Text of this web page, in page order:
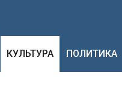
КУЛЬТУРА ПОЛИТИКА